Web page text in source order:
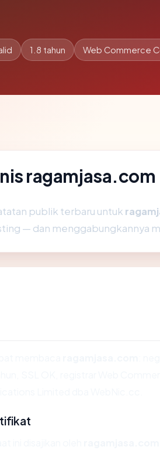
1.8 tahun Web Commerce
ragamjasa.com
publik terbaru untuk
— dan menggabungkannya